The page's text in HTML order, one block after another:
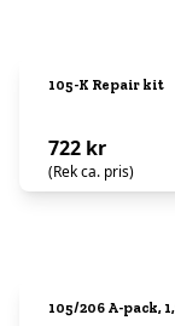
105-K Repair kit
722 kr
(Rek ca. pris)
105/206 A-pack,